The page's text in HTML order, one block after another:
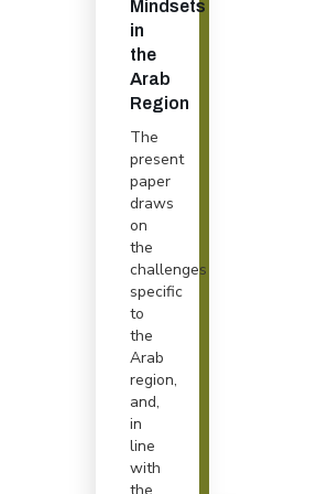
Mindsets
in
the
Arab
Region
The
present
paper
draws
on
the
challenges
specific
to
the
Arab
region,
and,
in
line
with